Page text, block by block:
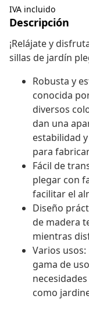
IVA incluido
Descripción
¡Relájate y
sillas de jardín
Robusta y
conocida
diversos
dan una
estabilidad
para
Fácil de
plegar con
facilitar el
Diseño
de madera
mientras
Varios
gama de
como